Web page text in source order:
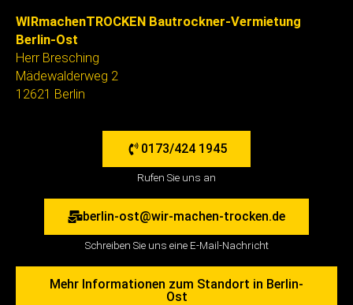
WIRmachenTROCKEN Bautrockner-Vermietung
Berlin-Ost
Herr Bresching
Mädewalderweg 2
12621 Berlin
0173/424 1945
Rufen Sie uns an
berlin-ost@wir-machen-trocken.de
Schreiben Sie uns eine E-Mail-Nachricht
Mehr Informationen zum Standort in Berlin-
Ost